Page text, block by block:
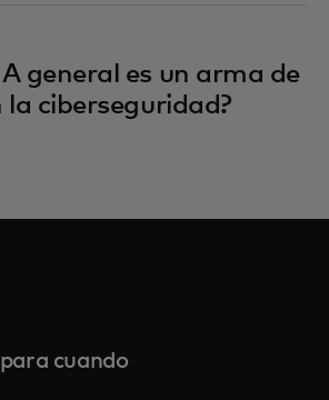
general es un arma de
la ciberseguridad?
cuando